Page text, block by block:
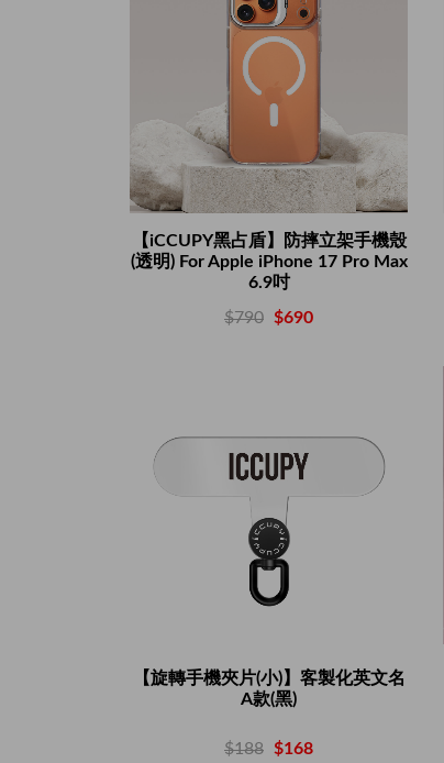
【iCCUPY黑占盾】防摔立架手機殼
(透明) For Apple iPhone 17 Pro Max
6.9吋
$790 $690
【旋轉手機夾片(小)】客製化英文名
A款(黑)
$188 $168